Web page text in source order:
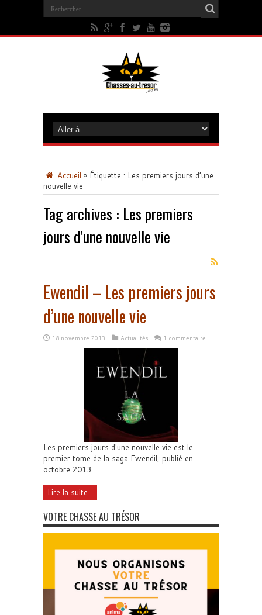
Accueil » Étiquette : Les premiers jours d’une
nouvelle vie
Tag archives : Les premiers
jours d’une nouvelle vie
Ewendil – Les premiers jours
d’une nouvelle vie
18 novembre 2013 Actualités 1 commentaire
Les premiers jours d'une nouvelle vie est le
premier tome de la saga Ewendil, publié en
octobre 2013
Lire la suite...
VOTRE CHASSE AU TRÉSOR